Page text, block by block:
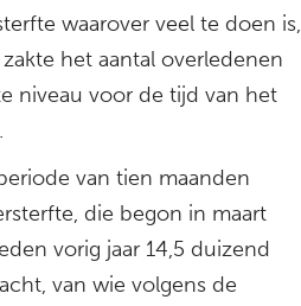
waarover veel te doen is,
het aantal overledenen
niveau voor de tijd van het
van tien maanden
die begon in maart
vorig jaar 14,5 duizend
van wie volgens de